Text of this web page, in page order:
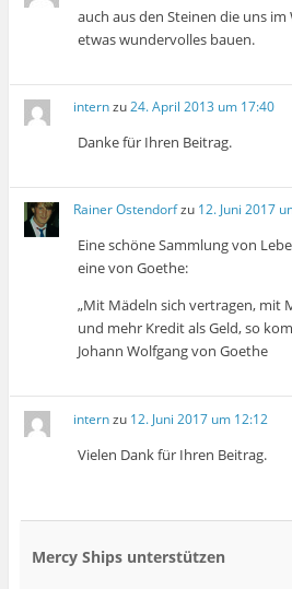
auch aus den Steinen die uns
etwas wundervolles bauen.
internzu24. April 2013 um 17:40
Danke für Ihren Beitrag.
Rainer Ostendorfzu 12. Juni 2017
Eine schöne Sammlung von
eine von Goethe:
„Mit Mädeln sich vertragen, mit
und mehr Kredit als Geld, so
Johann Wolfgang von Goethe
internzu 12. Juni 2017 um 12:12
Vielen Dank für Ihren Beitrag.
Mercy Ships unterstützen